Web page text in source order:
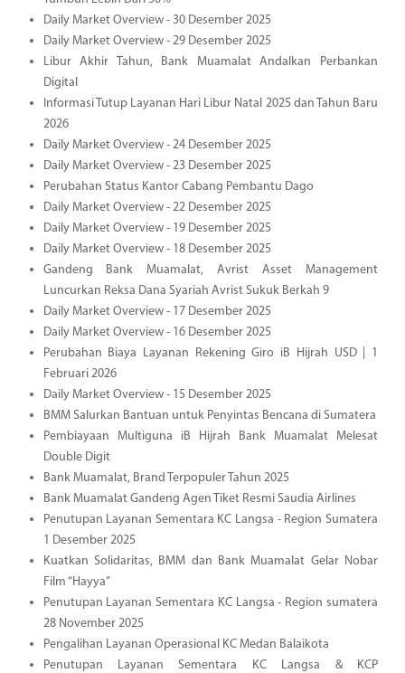
Daily Market Overview - 30 Desember 2025
Daily Market Overview - 29 Desember 2025
Libur Akhir Tahun, Bank Muamalat Andalkan Perbankan
Digital
Informasi Tutup Layanan Hari Libur Natal 2025 dan Tahun Baru
2026
Daily Market Overview - 24 Desember 2025
Daily Market Overview - 23 Desember 2025
Perubahan Status Kantor Cabang Pembantu Dago
Daily Market Overview - 22 Desember 2025
Daily Market Overview - 19 Desember 2025
Daily Market Overview - 18 Desember 2025
Gandeng Bank Muamalat, Avrist Asset Management
Luncurkan Reksa Dana Syariah Avrist Sukuk Berkah 9
Daily Market Overview - 17 Desember 2025
Daily Market Overview - 16 Desember 2025
Perubahan Biaya Layanan Rekening Giro iB Hijrah USD | 1
Februari 2026
Daily Market Overview - 15 Desember 2025
BMM Salurkan Bantuan untuk Penyintas Bencana di Sumatera
Pembiayaan Multiguna iB Hijrah Bank Muamalat Melesat
Double Digit
Bank Muamalat, Brand Terpopuler Tahun 2025
Bank Muamalat Gandeng Agen Tiket Resmi Saudia Airlines
Penutupan Layanan Sementara KC Langsa - Region Sumatera
1 Desember 2025
Kuatkan Solidaritas, BMM dan Bank Muamalat Gelar Nobar
Film “Hayya”
Penutupan Layanan Sementara KC Langsa - Region sumatera
28 November 2025
Pengalihan Layanan Operasional KC Medan Balaikota
Penutupan Layanan Sementara KC Langsa & KCP